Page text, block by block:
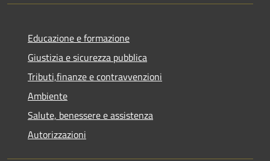
Educazione e formazione
Giustizia e sicurezza pubblica
Tributi,finanze e contravvenzioni
Ambiente
Salute, benessere e assistenza
Autorizzazioni